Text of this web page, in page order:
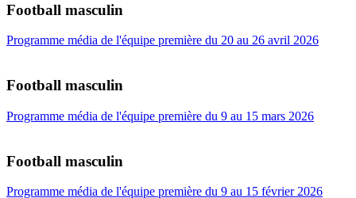
Football masculin
Programme média de l'équipe première du 20 au 26 avril 2026
Football masculin
Programme média de l'équipe première du 9 au 15 mars 2026
Football masculin
Programme média de l'équipe première du 9 au 15 février 2026